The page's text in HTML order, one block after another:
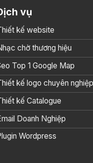
vụ
kế website
chờ thương hiệu
Top 1 Google Map
kế logo chuyên nghiệp
kế Catalogue
Doanh Nghiệp
Wordpress